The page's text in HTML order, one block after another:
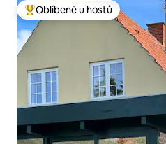
Nejlepší v kategorii Oblíbené u
Oblíbené u hostů